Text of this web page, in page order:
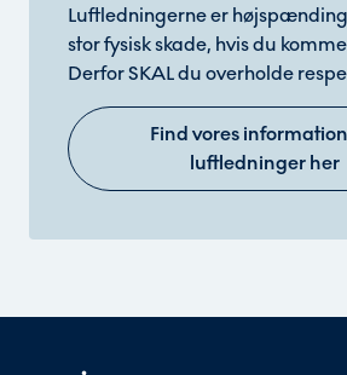
Luftledningerne er
stor fysisk skade, hvis du
Derfor SKAL du overholde
Find vores
luftledninger her